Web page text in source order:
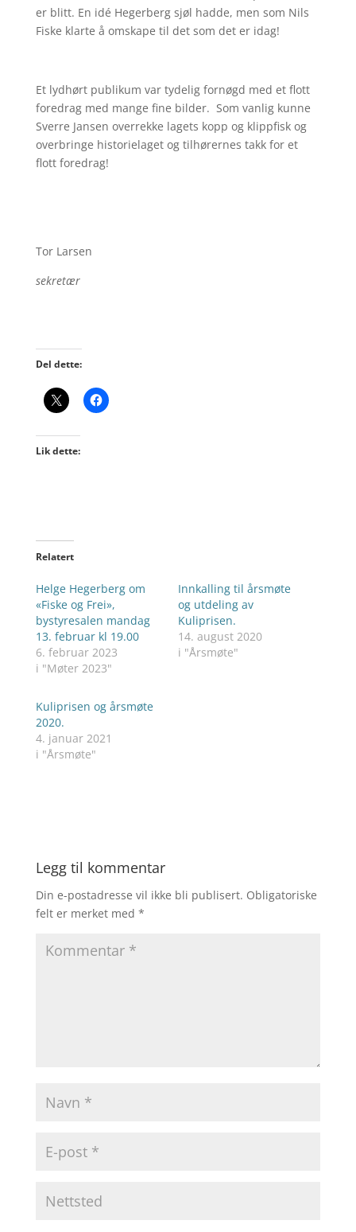
er blitt. En idé Hegerberg sjøl hadde, men som Nils
Fiske klarte å omskape til det som det er idag!
Et lydhørt publikum var tydelig fornøgd med et flott
foredrag med mange fine bilder. Som vanlig kunne
Sverre Jansen overrekke lagets kopp og klippfisk og
overbringe historielaget og tilhørernes takk for et
flott foredrag!
Tor Larsen
sekretær
Del dette:
Lik dette:
Relatert
Helge Hegerberg om
«Fiske og Frei»,
bystyresalen mandag
13. februar kl 19.00
6. februar 2023
i "Møter 2023"
Innkalling til årsmøte
og utdeling av
Kuliprisen.
14. august 2020
i "Årsmøte"
Kuliprisen og årsmøte
2020.
4. januar 2021
i "Årsmøte"
Legg til kommentar
Din e-postadresse vil ikke bli publisert. Obligatoriske
felt er merket med *